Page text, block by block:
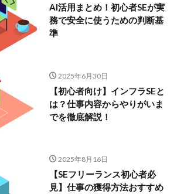
AI活用まとめ！初心者SEが実
務で安全に使うための判断基
準
2025年6月30日
【初心者向け】インフラSEと
は？仕事内容からやりがいま
でを徹底解説！
2025年8月16日
【SEフリーランス初心者必
見】仕事の獲得方法おすすめ